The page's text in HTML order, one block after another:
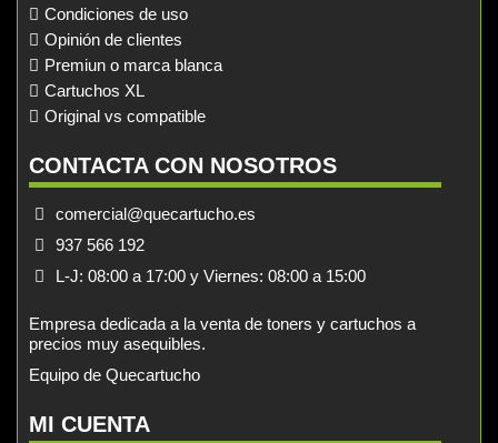
Condiciones de uso
Opinión de clientes
Premiun o marca blanca
Cartuchos XL
Original vs compatible
CONTACTA CON NOSOTROS
comercial@quecartucho.es
937 566 192
L-J: 08:00 a 17:00 y Viernes: 08:00 a 15:00
Empresa dedicada a la venta de toners y cartuchos a
precios muy asequibles.
Equipo de Quecartucho
MI CUENTA